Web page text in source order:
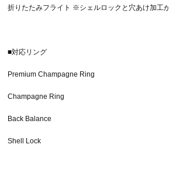
折りたたみフライト ※シェルロックと穴あけ加工
■対応リング
Premium Champagne Ring
Champagne Ring
Back Balance
Shell Lock